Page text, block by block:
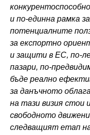
и по-единна рамка
потенциалните
за експортно
и защити в ЕС, по-
пазари, по-
бъде реално
за данъчното
на тази визия стои
свободното
следващият етап